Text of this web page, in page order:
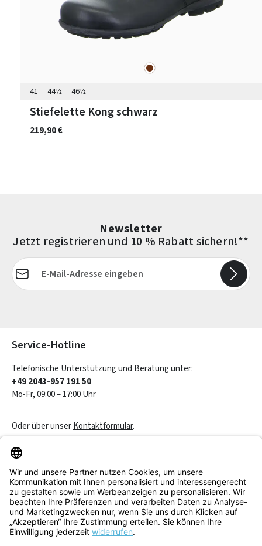
braun
41 44½ 46½
Stiefelette Kong schwarz
219,90 €
Newsletter
Jetzt registrieren und 10 % Rabatt sichern!**
E-Mail-Adresse*
Service-Hotline
Telefonische Unterstützung und Beratung unter:
+49 2043-957 191 50
Mo-Fr, 09:00 – 17:00 Uhr
Oder über unserKontaktformular.
Service & Beratung
Informationen